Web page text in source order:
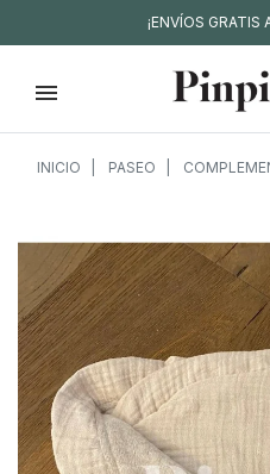
¡ENVÍOS GRATIS
INICIO PASEO